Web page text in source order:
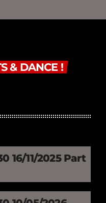
& DANCE !